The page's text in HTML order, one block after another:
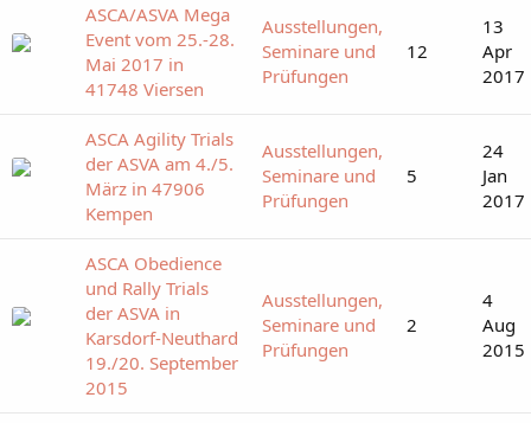
ASCA/ASVA Mega
Event vom 25.-28.
Mai 2017 in
41748 Viersen
Ausstellungen,
Seminare und
Prüfungen
12
13
Apr
2017
ASCA Agility Trials
der ASVA am 4./5.
März in 47906
Kempen
Ausstellungen,
Seminare und
Prüfungen
5
24
Jan
2017
ASCA Obedience
und Rally Trials
der ASVA in
Karsdorf-Neuthard
19./20. September
2015
Ausstellungen,
Seminare und
Prüfungen
2
4
Aug
2015